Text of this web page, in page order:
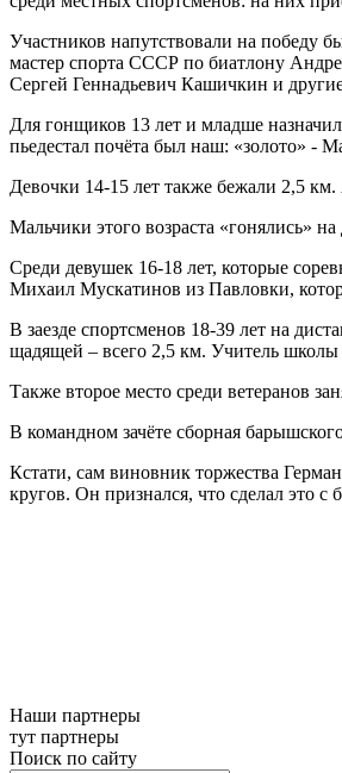
Участников напутствовали на победу
мастер спорта СССР по биатлону
Сергей Геннадьевич Кашичкин и
Для гонщиков 13 лет и младше
пьедестал почёта был наш: «золото» -
Девочки 14-15 лет также бежали 2,5
Мальчики этого возраста «гонялись»
Среди девушек 16-18 лет, которые
Михаил Мускатинов из Павловки,
В заезде спортсменов 18-39 лет на
щадящей – всего 2,5 км. Учитель школы
Также второе место среди ветеранов
В командном зачёте сборная
Кстати, сам виновник торжества
кругов. Он признался, что сделал это
Наши партнеры
тут партнеры
Поиск по сайту